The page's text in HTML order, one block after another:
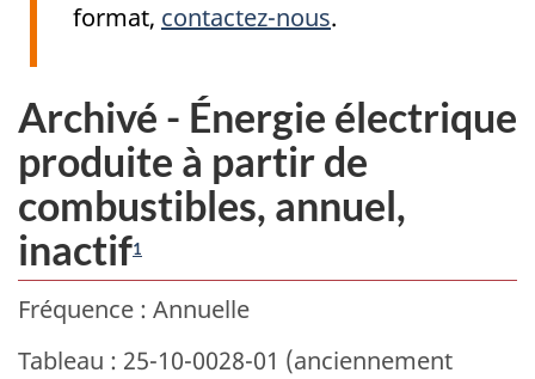
format, contactez-nous.
Archivé - Énergie électrique
produite à partir de
combustibles, annuel,
inactif1
Fréquence : Annuelle
Tableau : 25-10-0028-01 (anciennement